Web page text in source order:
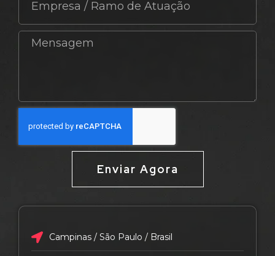
Enviar Agora
Campinas / São Paulo / Brasil